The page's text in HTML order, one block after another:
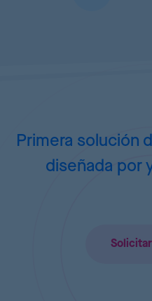
Primera solución
diseñada por